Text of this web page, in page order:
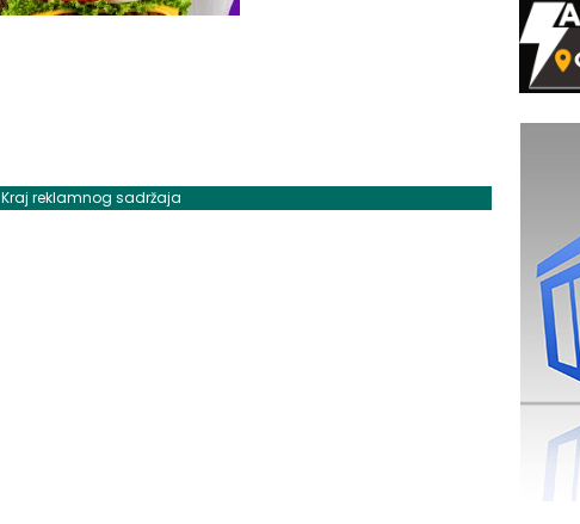
Kraj reklamnog sadržaja